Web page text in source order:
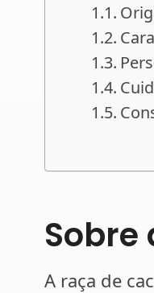
Sobre
A raça de